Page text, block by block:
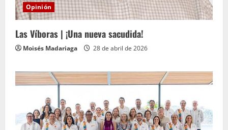
Opinión
Las Víboras | ¡Una nueva sacudida!
Moisés Madariaga 28 de abril de 2026